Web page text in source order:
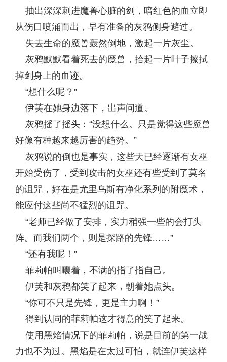
抽出深深刺进魔兽心脏的剑，暗红色的血立即
从伤口喷涌而出，早有准备的灰鸦侧身避过。
失去生命的魔兽轰然倒地，激起一片灰尘。
灰鸦默默看着死去的魔兽，拾起一片叶子擦拭
掉剑身上的血迹。
“想什么呢？”
伊芙在她身边落下，出声问道。
灰鸦摇了摇头：“没想什么。只是觉得这些魔兽
好像有种越来越厉害的趋势。”
灰鸦说的倒也是事实，这些天已经逐渐有女巫
开始受伤了，受到攻击的女巫还有些受到了莫名
的诅咒，好在是尤里乌斯有净化系列的附魔术，
能应付这些尚不猛烈的诅咒。
“老师已经做了安排，实力稍强一些的会打头
阵。而我们两个，则是探路的先锋……”
“还有我呢！”
菲莉帕叫嚷着，不满的指了指自己。
伊芙和灰鸦都笑了起来，朝着她点头。
“你可不只是先锋，更是主力啊！”
得到认同的菲莉帕这才得意的笑了起来。
使用黑焰情况下的菲莉帕，说是目前的第一战
力也不为过。黑焰是在太过可怕，就连伊芙这样